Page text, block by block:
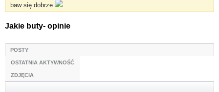
baw się dobrze
Jakie buty- opinie
POSTY
OSTATNIA AKTYWNOŚĆ
ZDJĘCIA